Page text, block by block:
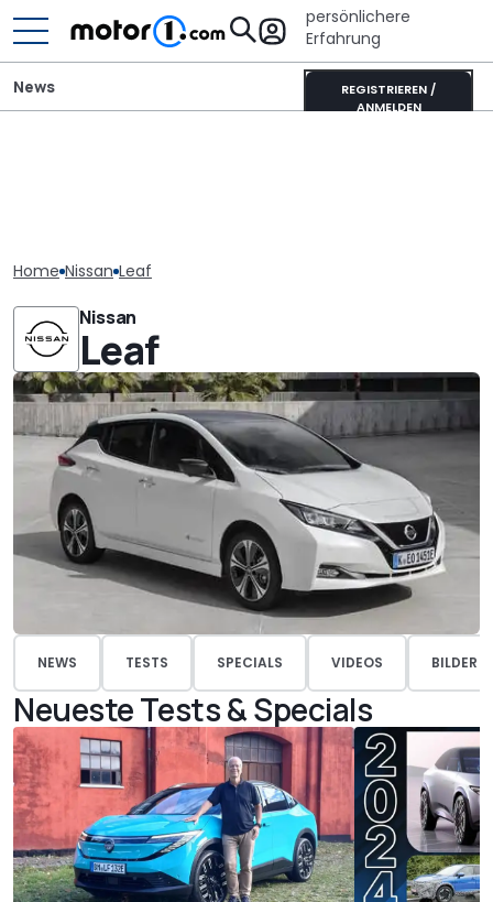
persönlichere
Erfahrung
REGISTRIEREN /
ANMELDEN
News
Home Nissan Leaf
Nissan
Leaf
NEWS TESTS SPECIALS VIDEOS BILDER
Neueste Tests & Specials